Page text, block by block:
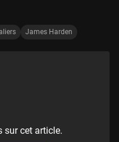
James Harden
sur cet article.